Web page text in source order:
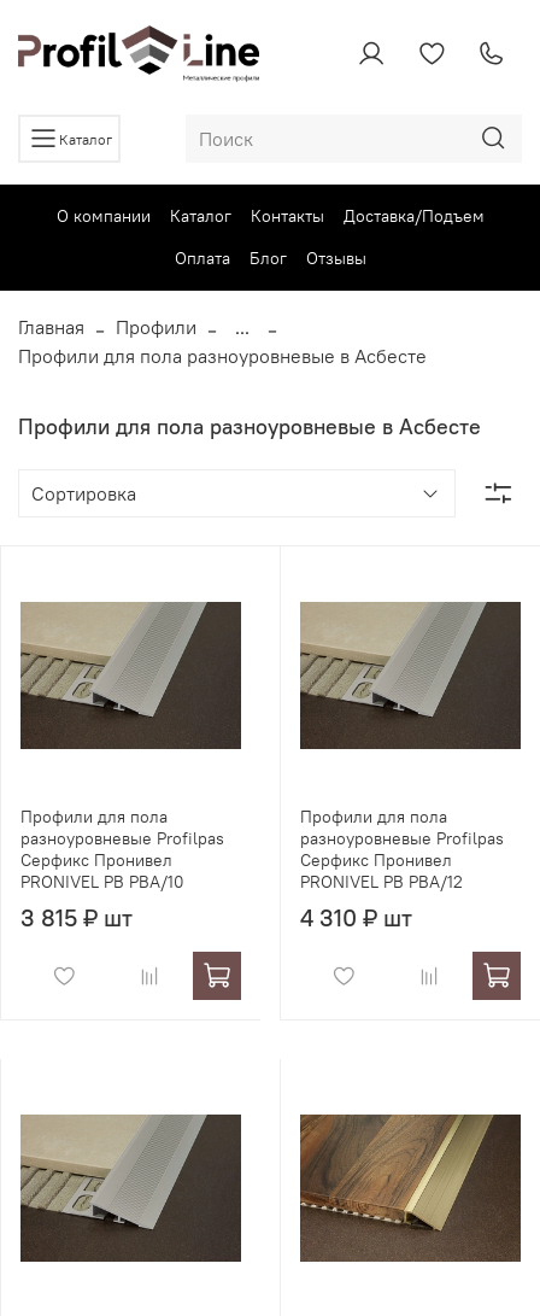
Каталог
О компании Каталог Контакты
Доставка/Подъем
Оплата
Блог Отзывы
Главная Профили
...
Профили для пола разноуровневые в Асбесте
Профили для пола разноуровневые в Асбесте
Профили для пола
разноуровневые Profilpas
Серфикс Пронивел
PRONIVEL PB PBA/10
3 815 ₽ шт
Профили для пола
разноуровневые Profilpas
Серфикс Пронивел
PRONIVEL PB PBA/12
4 310 ₽ шт